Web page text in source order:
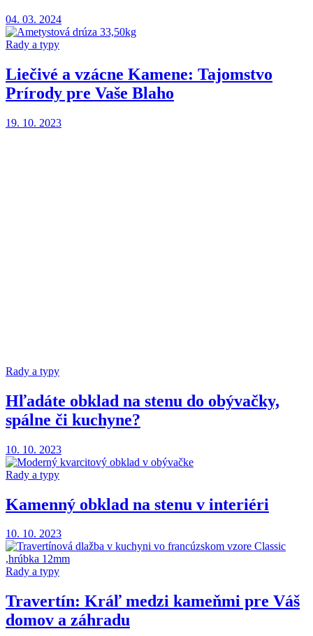
04. 03. 2024
Rady a typy
Liečivé a vzácne Kamene: Tajomstvo
Prírody pre Vaše Blaho
19. 10. 2023
Rady a typy
Hľadáte obklad na stenu do obývačky,
spálne či kuchyne?
10. 10. 2023
Rady a typy
Kamenný obklad na stenu v interiéri
10. 10. 2023
Rady a typy
Travertín: Kráľ medzi kameňmi pre Váš
domov a záhradu